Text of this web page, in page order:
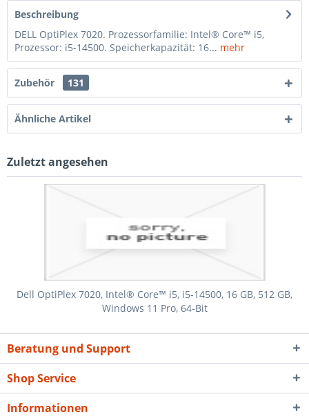
Beschreibung
DELL OptiPlex 7020. Prozessorfamilie: Intel® Core™ i5,
Prozessor: i5-14500. Speicherkapazität: 16... mehr
Zubehör 131
Ähnliche Artikel
Zuletzt angesehen
Dell OptiPlex 7020, Intel® Core™ i5, i5-14500, 16 GB, 512 GB,
Windows 11 Pro, 64-Bit
Beratung und Support
Shop Service
Informationen